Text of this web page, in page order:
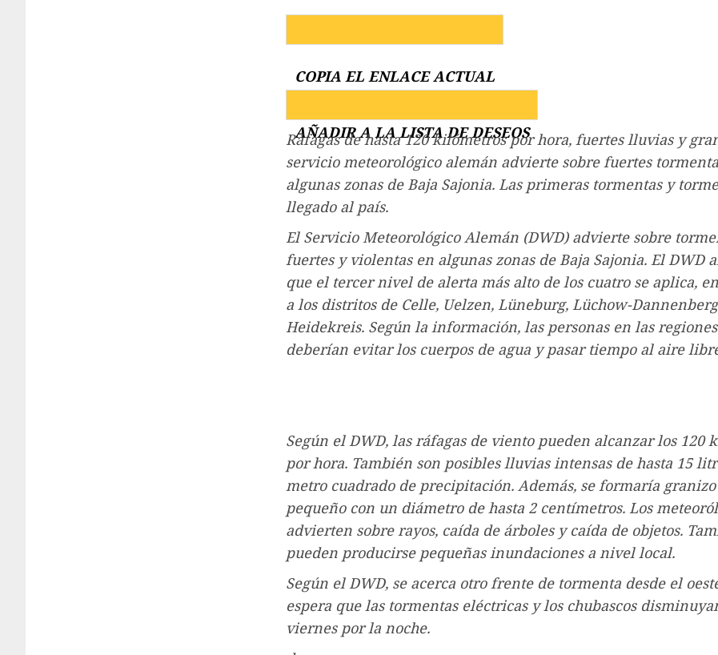
COPIA EL ENLACE ACTUAL
AÑADIR A LA LISTA DE DESEOS
Ráfagas de hasta 120 kilómetros por hora, fuertes lluvias y
servicio meteorológico alemán advierte sobre fuertes
algunas zonas de Baja Sajonia. Las primeras tormentas y
llegado al país.
El Servicio Meteorológico Alemán (DWD) advierte sobre
fuertes y violentas en algunas zonas de Baja Sajonia. El DWD
que el tercer nivel de alerta más alto de los cuatro se aplica,
a los distritos de Celle, Uelzen, Lüneburg, Lüchow-
Heidekreis. Según la información, las personas en las
deberían evitar los cuerpos de agua y pasar tiempo al aire
Según el DWD, las ráfagas de viento pueden alcanzar los 120
por hora. También son posibles lluvias intensas de hasta 15
metro cuadrado de precipitación. Además, se formaría
pequeño con un diámetro de hasta 2 centímetros. Los
advierten sobre rayos, caída de árboles y caída de objetos.
pueden producirse pequeñas inundaciones a nivel local.
Según el DWD, se acerca otro frente de tormenta desde el
espera que las tormentas eléctricas y los chubascos
viernes por la noche.